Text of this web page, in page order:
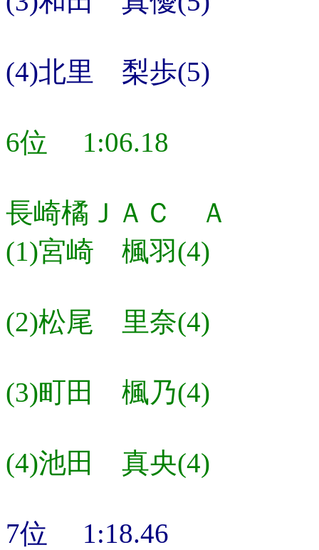
(4)北里 梨歩(5)
6位 1:06.18
長崎橘ＪＡＣ Ａ
(1)宮崎 楓羽(4)
(2)松尾 里奈(4)
(3)町田 楓乃(4)
(4)池田 真央(4)
7位 1:18.46